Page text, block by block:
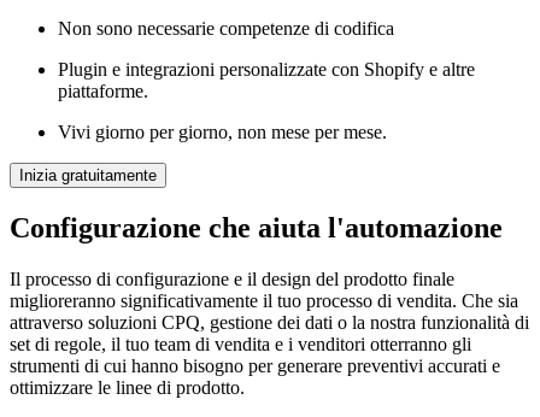
Non sono necessarie competenze di codifica
Plugin e integrazioni personalizzate con Shopify e altre
piattaforme.
Vivi giorno per giorno, non mese per mese.
Inizia gratuitamente
Configurazione che aiuta l'automazione
Il processo di configurazione e il design del prodotto finale
miglioreranno significativamente il tuo processo di vendita. Che sia
attraverso soluzioni CPQ, gestione dei dati o la nostra funzionalità di
set di regole, il tuo team di vendita e i venditori otterranno gli
strumenti di cui hanno bisogno per generare preventivi accurati e
ottimizzare le linee di prodotto.